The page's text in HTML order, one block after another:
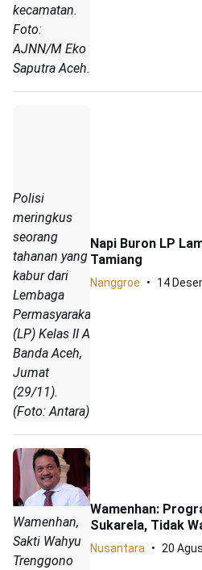
kecamatan.
Foto:
AJNN/M Eko
Saputra Aceh.
Polisi
meringkus
seorang
tahanan yang
kabur dari
Lembaga
Permasyarakatan
(LP) Kelas II A
Banda Aceh,
Jumat
(29/11).
(Foto: Antara)
Napi Buron LP
Tamiang
Nanggroe 14
Wamenhan,
Sakti Wahyu
Trenggono
Wamenhan:
Sukarela, Tidak
Nusantara 20